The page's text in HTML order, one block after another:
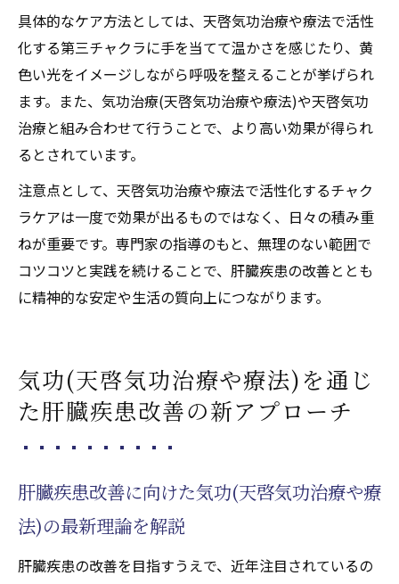
具体的なケア方法としては、天啓気功治療や療法で活性
化する第三チャクラに手を当てて温かさを感じたり、黄
色い光をイメージしながら呼吸を整えることが挙げられ
ます。また、気功治療(天啓気功治療や療法)や天啓気功
治療と組み合わせて行うことで、より高い効果が得られ
るとされています。
注意点として、天啓気功治療や療法で活性化するチャク
ラケアは一度で効果が出るものではなく、日々の積み重
ねが重要です。専門家の指導のもと、無理のない範囲で
コツコツと実践を続けることで、肝臓疾患の改善ととも
に精神的な安定や生活の質向上につながります。
気功(天啓気功治療や療法)を通じ
た肝臓疾患改善の新アプローチ
肝臓疾患改善に向けた気功(天啓気功治療や療
法)の最新理論を解説
肝臓疾患の改善を目指すうえで、近年注目されているの